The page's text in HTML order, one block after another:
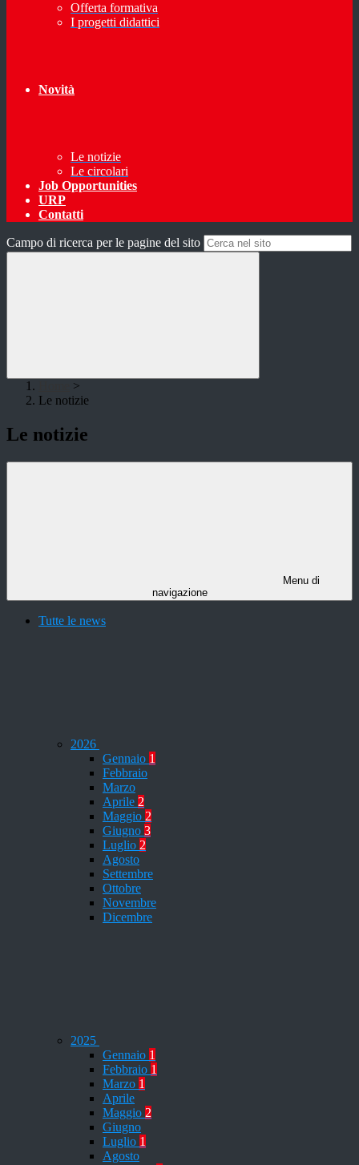
Offerta formativa
I progetti didattici
Novità
Le notizie
Le circolari
Job Opportunities
URP
Contatti
Campo di ricerca per le pagine del sito
>
Le notizie
Le notizie
Menu di
navigazione
Tutte le news
2026
Gennaio 1
Febbraio
Marzo
Aprile 2
Maggio 2
Giugno 3
Luglio 2
Agosto
Settembre
Ottobre
Novembre
Dicembre
2025
Gennaio 1
Febbraio 1
Marzo 1
Aprile
Maggio 2
Giugno
Luglio 1
Agosto